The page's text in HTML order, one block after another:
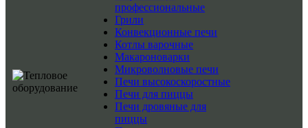
профессиональные
Грили
Конвекционные печи
Котлы варочные
Макароноварки
Микроволновые печи
Печи высокоскоростные
Печи для пиццы
Печи дровяные для
пиццы